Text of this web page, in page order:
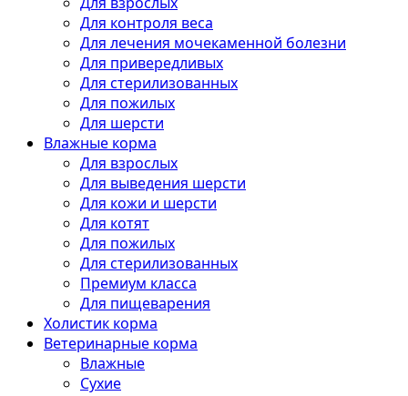
Для контроля веса
Для лечения мочекаменной болезни
Для привередливых
Для стерилизованных
Для пожилых
Для шерсти
Влажные корма
Для взрослых
Для выведения шерсти
Для кожи и шерсти
Для котят
Для пожилых
Для стерилизованных
Премиум класса
Для пищеварения
Холистик корма
Ветеринарные корма
Влажные
Сухие